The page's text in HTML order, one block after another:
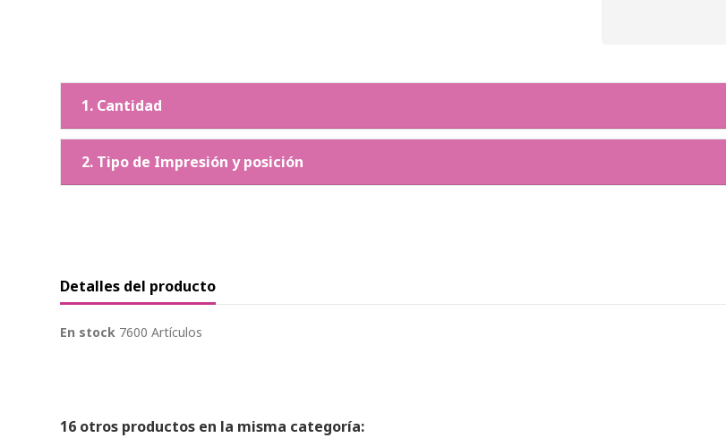
1. Cantidad
2. Tipo de Impresión y posición
Detalles del producto
En stock 7600 Artículos
16 otros productos en la misma categoría: